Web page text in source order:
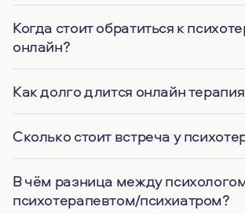
Когда стоит обратиться к
онлайн?
Как долго длится онлайн
Сколько стоит встреча у
В чём разница между
психотерапевтом/психиатром?